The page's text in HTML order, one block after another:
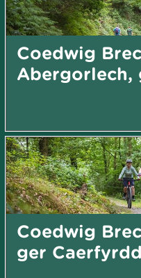
Coedwig
Abergorlech,
Coedwig
ger